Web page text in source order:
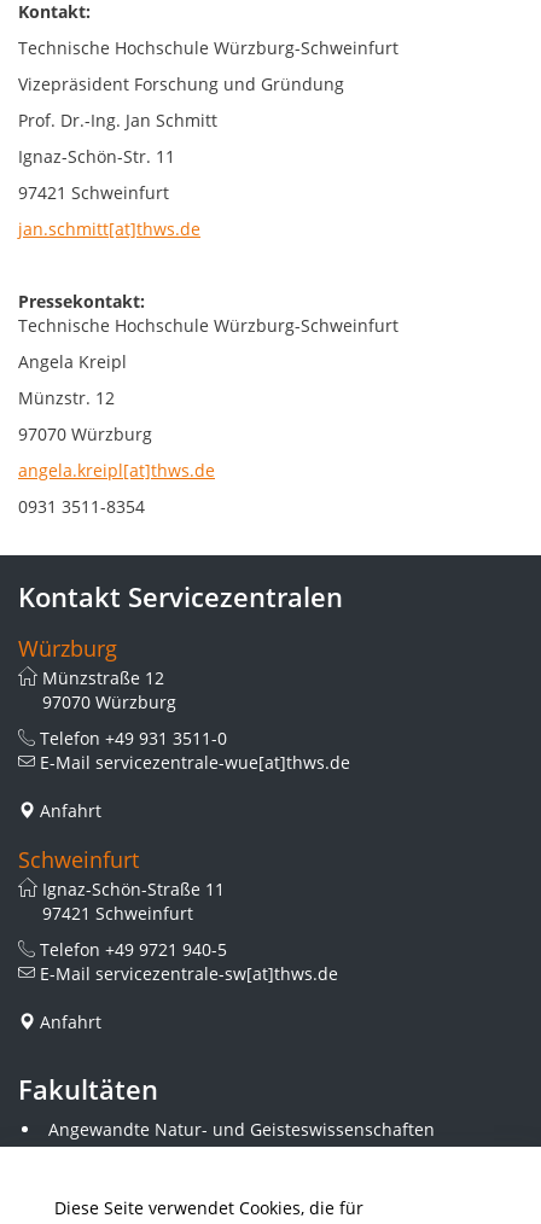
Diese Seite verwendet Cookies, die für
Kontakt:
Technische Hochschule Würzburg-Schweinfurt
Vizepräsident Forschung und Gründung
Prof. Dr.-Ing. Jan Schmitt
Ignaz-Schön-Str. 11
97421 Schweinfurt
jan.schmitt[at]thws.de
Pressekontakt:
Technische Hochschule Würzburg-Schweinfurt
Angela Kreipl
Münzstr. 12
97070 Würzburg
angela.kreipl[at]thws.de
0931 3511-8354
Kontakt Servicezentralen
Würzburg
Münzstraße 12
97070 Würzburg
Telefon +49 931 3511-0
E-Mail servicezentrale-wue[at]thws.de
Anfahrt
Schweinfurt
Ignaz-Schön-Straße 11
97421 Schweinfurt
Telefon +49 9721 940-5
E-Mail servicezentrale-sw[at]thws.de
Anfahrt
Fakultäten
Angewandte Natur- und Geisteswissenschaften
Angewandte Sozialwissenschaften
Elektrotechnik